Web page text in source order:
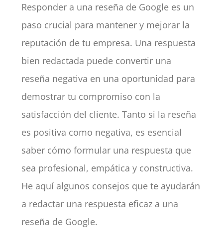
Responder a una reseña de Google es un
paso crucial para mantener y mejorar la
reputación de tu empresa. Una respuesta
bien redactada puede convertir una
reseña negativa en una oportunidad para
demostrar tu compromiso con la
satisfacción del cliente. Tanto si la reseña
es positiva como negativa, es esencial
saber cómo formular una respuesta que
sea profesional, empática y constructiva.
He aquí algunos consejos que te ayudarán
a redactar una respuesta eficaz a una
reseña de Google.